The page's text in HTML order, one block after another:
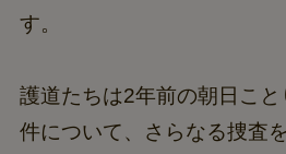
す。
護道たちは2年前の朝日こ
件について、さらなる捜査